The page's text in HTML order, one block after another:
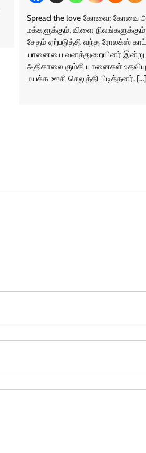
Spread the love கோவை: கோவை
மக்களுக்கும், விளை நிலங்களுக்கும்
சேதம் ஏற்படுத்தி வந்த ரோலக்ஸ்
யானையை வனத்துறையினர் இன்று
அதிகாலை கும்கி யானைகள்
மயக்க ஊசி செலுத்தி பிடித்தனர். […]